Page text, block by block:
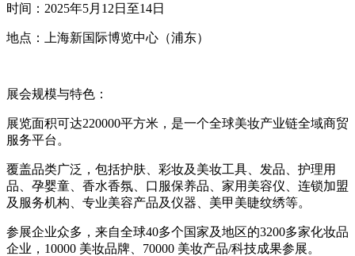
时间：2025年5月12日至14日
地点：上海新国际博览中心（浦东）
展会规模与特色：
展览面积可达220000平方米，是一个全球美妆产业链全域商贸
服务平台。
覆盖品类广泛，包括护肤、彩妆及美妆工具、发品、护理用
品、孕婴童、香水香氛、口服保养品、家用美容仪、连锁加盟
及服务机构、专业美容产品及仪器、美甲美睫纹绣等。
参展企业众多，来自全球40多个国家及地区的3200多家化妆品
企业，10000 美妆品牌、70000 美妆产品/科技成果参展。